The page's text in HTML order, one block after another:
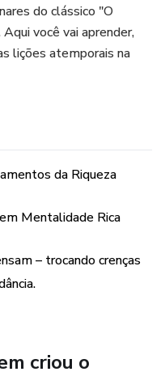
do clássico "O
você vai aprender,
lições atemporais na
da Riqueza
Mentalidade Rica
– trocando crenças
criou o